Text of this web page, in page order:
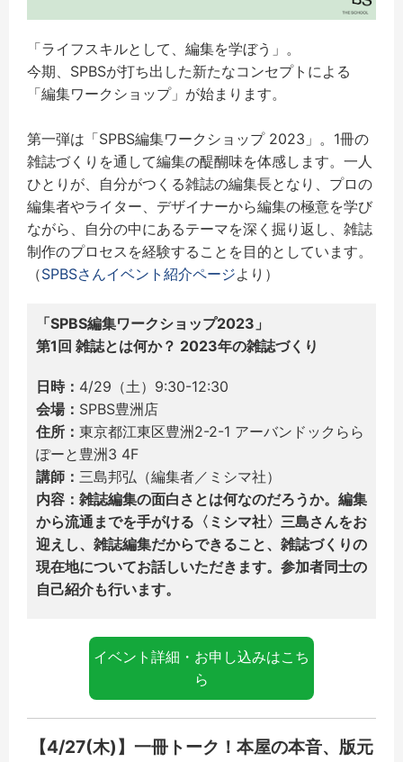
「ライフスキルとして、編集を学ぼう」。
今期、SPBSが打ち出した新たなコンセプトによる
「編集ワークショップ」が始まります。
第一弾は「SPBS編集ワークショップ 2023」。1冊の
雑誌づくりを通して編集の醍醐味を体感します。一人
ひとりが、自分がつくる雑誌の編集長となり、プロの
編集者やライター、デザイナーから編集の極意を学び
ながら、自分の中にあるテーマを深く掘り返し、雑誌
制作のプロセスを経験することを目的としています。
（SPBSさんイベント紹介ページより）
「SPBS編集ワークショップ2023」
第1回 雑誌とは何か？ 2023年の雑誌づくり
日時： 4/29（土）9:30-12:30
会場： SPBS豊洲店
住所： 東京都江東区豊洲2-2-1 アーバンドックらら
ぽーと豊洲3 4F
講師： 三島邦弘（編集者／ミシマ社）
内容：雑誌編集の面白さとは何なのだろうか。編集
から流通までを手がける〈ミシマ社〉三島さんをお
迎えし、雑誌編集だからできること、雑誌づくりの
現在地についてお話しいただきます。参加者同士の
自己紹介も行います。
イベント詳細・お申し込みはこち
ら
【4/27(木)】一冊トーク！本屋の本音、版元